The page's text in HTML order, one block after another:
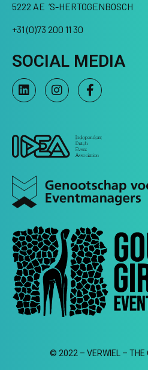
5222 AE ‘S-HERTOGENBOSCH
+31 (0)73 200 11 30
SOCIAL MEDIA
© 2022 – VERWIEL – THE